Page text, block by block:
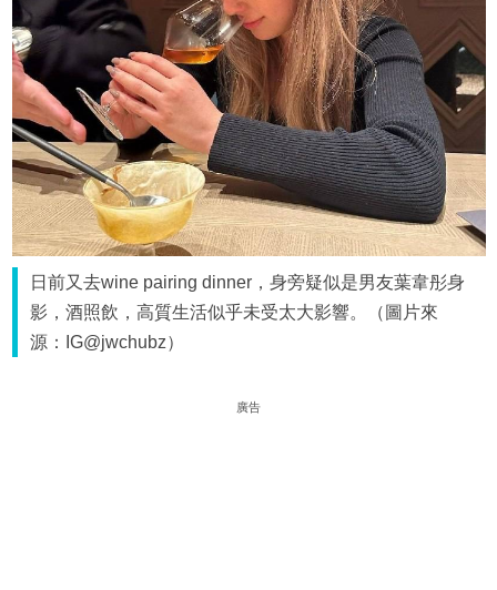
日前又去wine pairing dinner，身旁疑似是男友葉韋彤身
影，酒照飲，高質生活似乎未受太大影響。（圖片來
源：IG@jwchubz）
廣告